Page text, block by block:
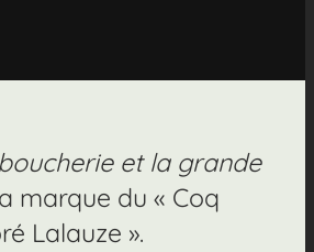
et la grande
marque du « Coq
Lalauze ».